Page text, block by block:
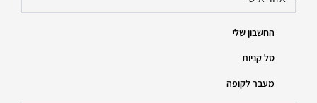
החשבון שלי
סל קניות
מעבר לקופה